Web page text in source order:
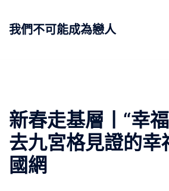
我們不可能成為戀人
新春走基層丨“幸
去九宮格見證的幸
國網